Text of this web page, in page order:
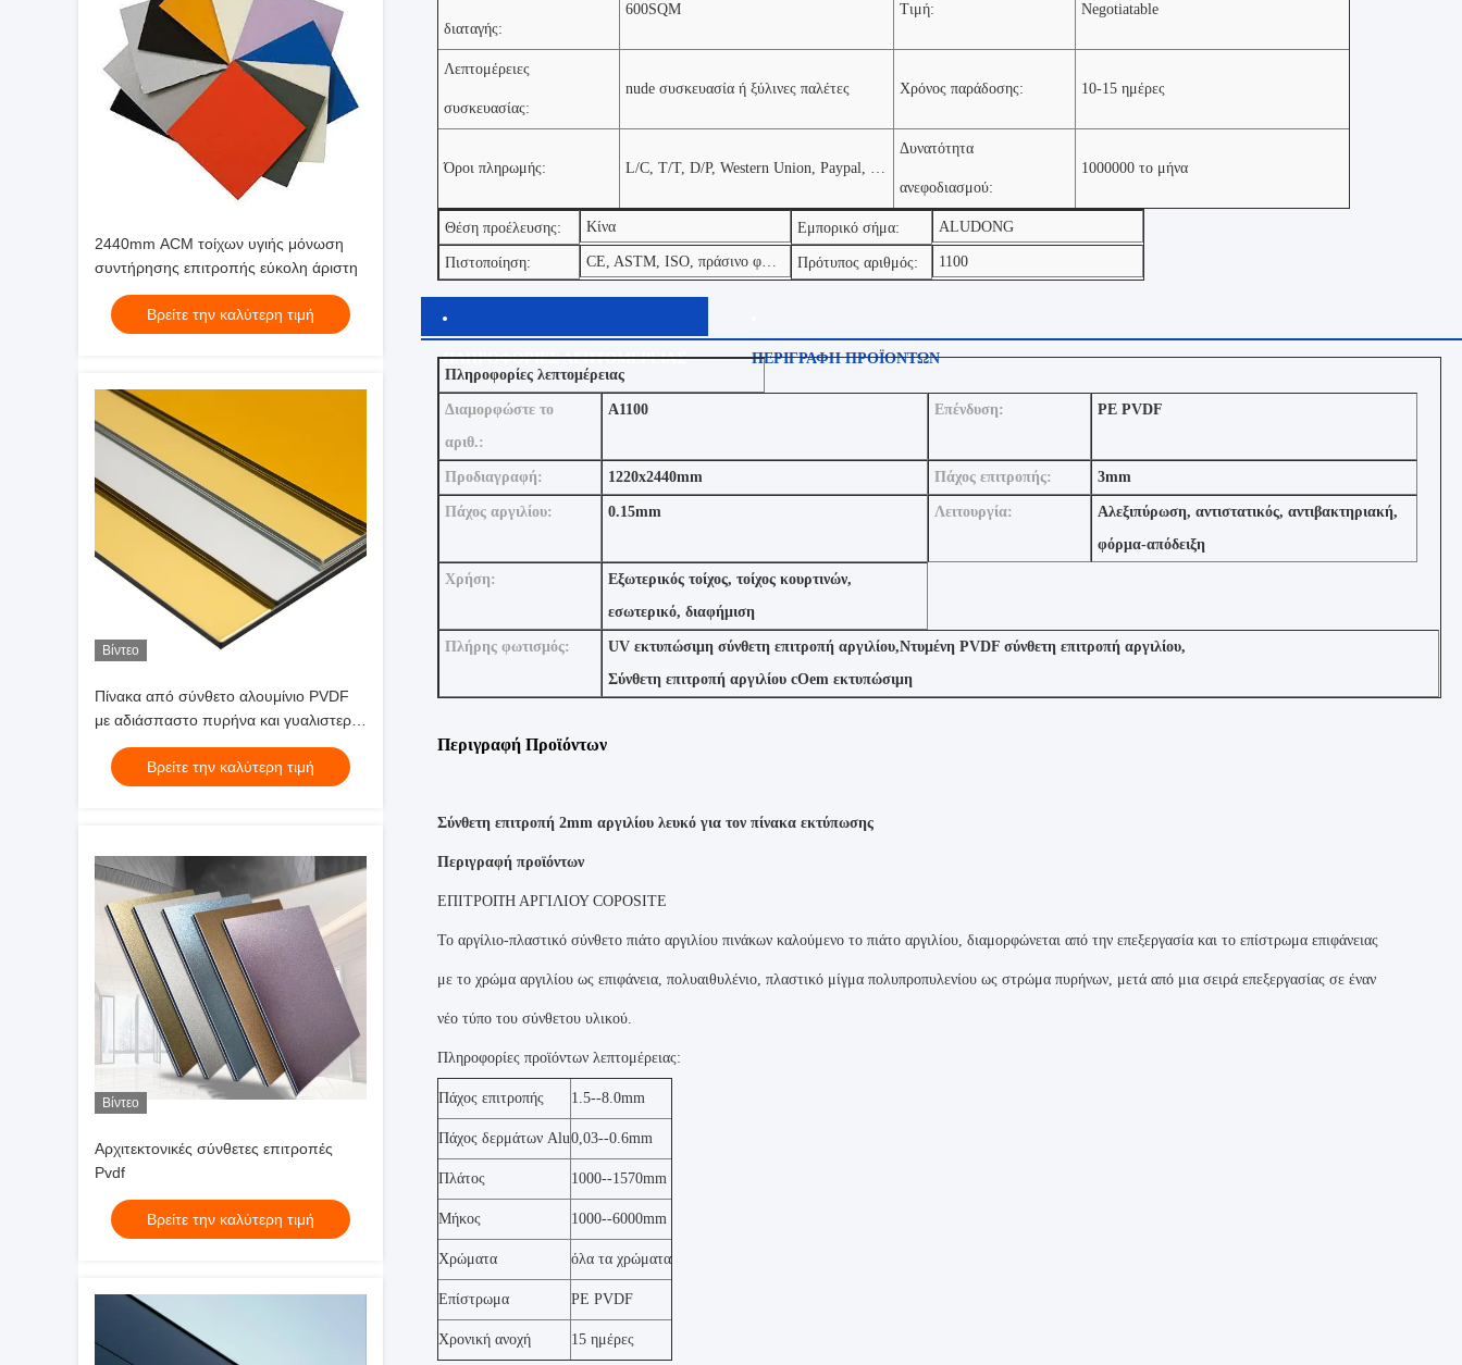
2440mm ACM τοίχων υγιής μόνωση
συντήρησης επιτροπής εύκολη άριστη
Βρείτε την καλύτερη τιμή
Βίντεο
Πίνακα από σύνθετο αλουμίνιο PVDF
με αδιάσπαστο πυρήνα και γυαλιστερή
επιφάνεια
Βρείτε την καλύτερη τιμή
Βίντεο
Αρχιτεκτονικές σύνθετες επιτροπές
Pvdf
Βρείτε την καλύτερη τιμή
διαταγής:
600SQM Τιμή: Negotiatable
Λεπτομέρειες
συσκευασίας:
nude συσκευασία ή ξύλινες παλέτες Χρόνος παράδοσης: 10-15 ημέρες
Όροι πληρωμής: L/C, T/T, D/P, Western Union, Paypal, γραμμάριο χρημάτων, μετρητά
Δυνατότητα
ανεφοδιασμού:
1000000 το μήνα
Θέση προέλευσης: Κίνα Εμπορικό σήμα: ALUDONG
Πιστοποίηση: CE, ASTM, ISO, πράσινο φύλλο Πρότυπος αριθμός: 1100
ΠΛΗΡΟΦΟΡΙΕΣ ΛΕΠΤΟΜΕΡΕΙΑΣ
ΠΕΡΙΓΡΑΦΗ ΠΡΟΪΟΝΤΩΝ
Πληροφορίες λεπτομέρειας
Διαμορφώστε το
αριθ.:
A1100 Επένδυση: PE PVDF
Προδιαγραφή: 1220x2440mm Πάχος επιτροπής: 3mm
Πάχος αργιλίου: 0.15mm Λειτουργία:
Αλεξιπύρωση, αντιστατικός, αντιβακτηριακή,
φόρμα-απόδειξη
Χρήση:
Εξωτερικός τοίχος, τοίχος κουρτινών,
εσωτερικό, διαφήμιση
Πλήρης φωτισμός: UV εκτυπώσιμη σύνθετη επιτροπή αργιλίου,Ντυμένη PVDF σύνθετη επιτροπή αργιλίου,
Σύνθετη επιτροπή αργιλίου cOem εκτυπώσιμη
Περιγραφή Προϊόντων
Σύνθετη επιτροπή 2mm αργιλίου λευκό για τον πίνακα εκτύπωσης
Περιγραφή προϊόντων
ΕΠΙΤΡΟΠΉ ΑΡΓΙΛΙΟΥ COPOSITE
Το αργίλιο-πλαστικό σύνθετο πιάτο αργιλίου πινάκων καλούμενο το πιάτο αργιλίου, διαμορφώνεται από την επεξεργασία και το επίστρωμα επιφάνειας
με το χρώμα αργιλίου ως επιφάνεια, πολυαιθυλένιο, πλαστικό μίγμα πολυπροπυλενίου ως στρώμα πυρήνων, μετά από μια σειρά επεξεργασίας σε έναν
νέο τύπο του σύνθετου υλικού.
Πληροφορίες προϊόντων λεπτομέρειας:
Πάχος επιτροπής 1.5--8.0mm
Πάχος δερμάτων Alu0,03--0.6mm
Πλάτος 1000--1570mm
Μήκος 1000--6000mm
Χρώματα όλα τα χρώματα
Επίστρωμα PE PVDF
Χρονική ανοχή 15 ημέρες